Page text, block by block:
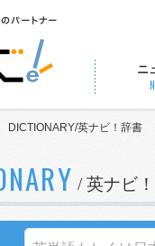
ニ
DICTIONARY/英ナビ！辞書
/ 英ナビ